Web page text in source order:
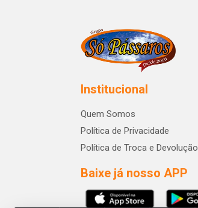
Institucional
Quem Somos
Política de Privacidade
Política de Troca e Devolução
Baixe já nosso APP